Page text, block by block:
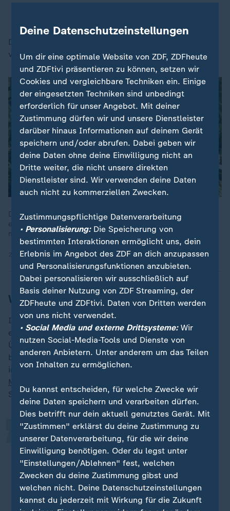
Da jede Gruppe andere Fragen und Themen mitbringe,
verlaufe jeder Kurs individuell, so der Mediziner.
Der Tod von Geschwistern oder eines Elternteils ist für Kinder
ein traumatisches Erlebnis. Oft werden sie in ihrer Trauer
missverstanden, vernachlässigt oder völlig vergessen.
24.09.2024 | 28:38 min
Wie sich Leiden lindern lässt
Im dritten Modul geht es um Leiden lindern. Es wird
erklärt, dass Sterbende Symptome wieAtemnot
Übelkeit oderSchmerzenhaben können und wie diese
behandelt werden. Die Teilnehmer lernen auch, wie sie
in der Praxis selbst helfen können. Bei
Mundtrockenheit
Stäbchen mit Flüssigkeit befeuchten, erklärt Bollig.
Die Kinder merken, dass auch sie
helfen können und keine Angst vor
dem Sterbenden haben müssen.
„
Dr. Georg Bollig, Palliativmediziner
Deine Datenschutzeinstellungen
Um dir eine optimale Website von ZDF, ZDFheute
und ZDFtivi präsentieren zu können, setzen wir
Cookies und vergleichbare Techniken ein. Einige
der eingesetzten Techniken sind unbedingt
erforderlich für unser Angebot. Mit deiner
Zustimmung dürfen wir und unsere Dienstleister
darüber hinaus Informationen auf deinem Gerät
speichern und/oder abrufen. Dabei geben wir
deine Daten ohne deine Einwilligung nicht an
Dritte weiter, die nicht unsere direkten
Dienstleister sind. Wir verwenden deine Daten
auch nicht zu kommerziellen Zwecken.
Zustimmungspflichtige Datenverarbeitung
• Personalisierung:Die Speicherung von
bestimmten Interaktionen ermöglicht uns, dein
Erlebnis im Angebot des ZDF an dich anzupassen
und Personalisierungsfunktionen anzubieten.
Dabei personalisieren wir ausschließlich auf
Basis deiner Nutzung von ZDF Streaming, der
ZDFheute und ZDFtivi. Daten von Dritten werden
von uns nicht verwendet.
• Social Media und externe Drittsysteme:Wir
nutzen Social-Media-Tools und Dienste von
anderen Anbietern. Unter anderem um das Teilen
von Inhalten zu ermöglichen.
Du kannst entscheiden, für welche Zwecke wir
deine Daten speichern und verarbeiten dürfen.
Dies betrifft nur dein aktuell genutztes Gerät. Mit
"Zustimmen" erklärst du deine Zustimmung zu
unserer Datenverarbeitung, für die wir deine
Einwilligung benötigen. Oder du legst unter
"Einstellungen/Ablehnen" fest, welchen
Zwecken du deine Zustimmung gibst und
welchen nicht. Deine Datenschutzeinstellungen
kannst du jederzeit mit Wirkung für die Zukunft